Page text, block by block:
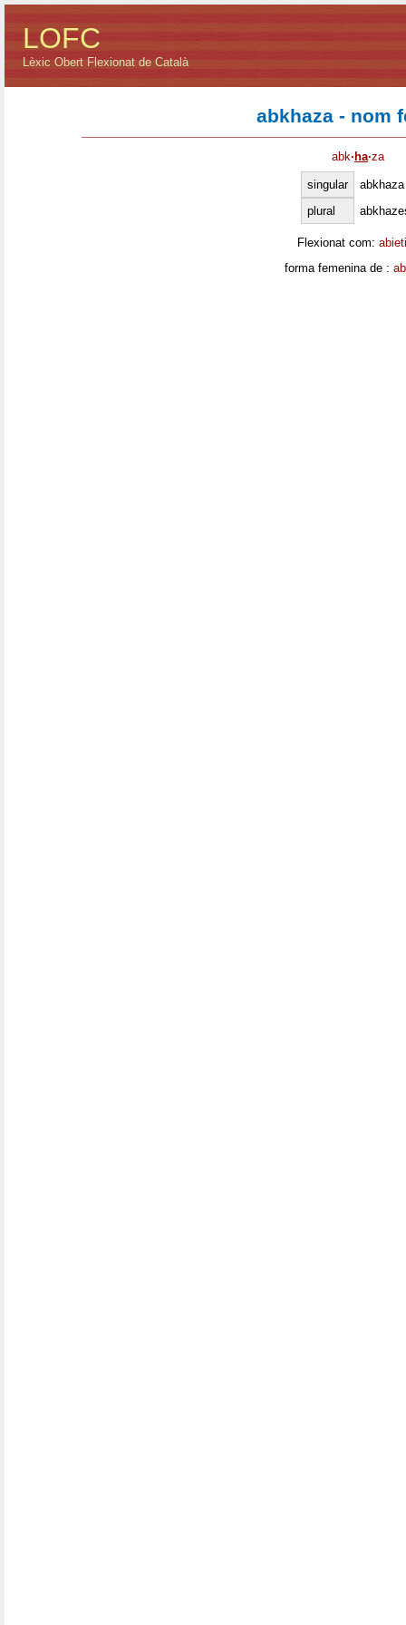
LOFC
Lèxic Obert Flexionat de Català
abkhaza - nom
abk· ha·za
singular
abkhaza
plural
Flexionat com:
forma femenina de :